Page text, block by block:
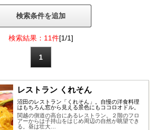
検索条件を追加
検索結果：11件[1/1]
1
レストラン くれそん
沼田のレストラン「くれそん」。自慢の洋食料理
はもちろん窓から見える景色にもココロオドル。
関越の側道の高台にあるレストラン。２階のフロ
アーからは子持山をはじめ周辺の自然が眺望でき
る。昼は壮大…